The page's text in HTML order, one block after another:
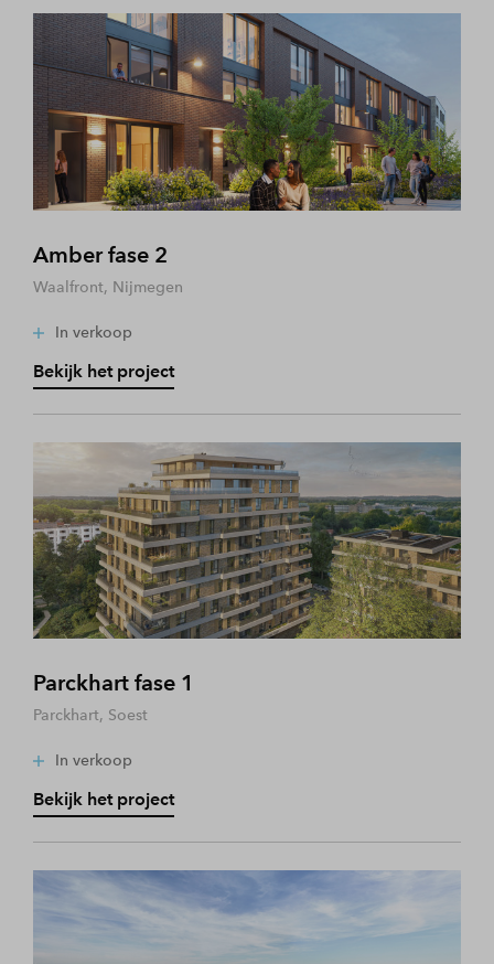
Amber fase 2
Waalfront, Nijmegen
In verkoop
Bekijk het project
Parckhart fase 1
Parckhart, Soest
In verkoop
Bekijk het project